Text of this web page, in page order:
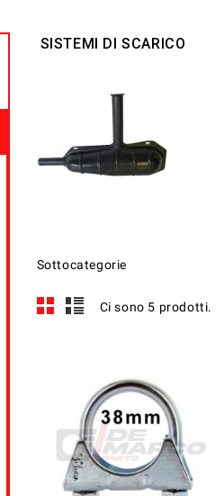
SISTEMI DI SCARICO
Sottocategorie
Ci sono 5 prodotti.